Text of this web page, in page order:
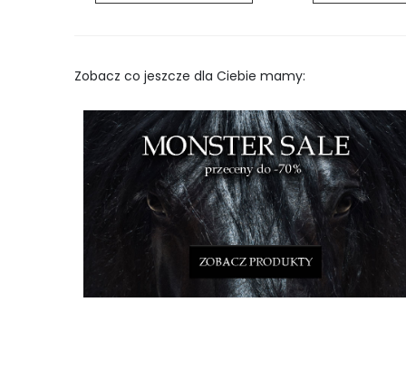
Zobacz co jeszcze dla Ciebie mamy: